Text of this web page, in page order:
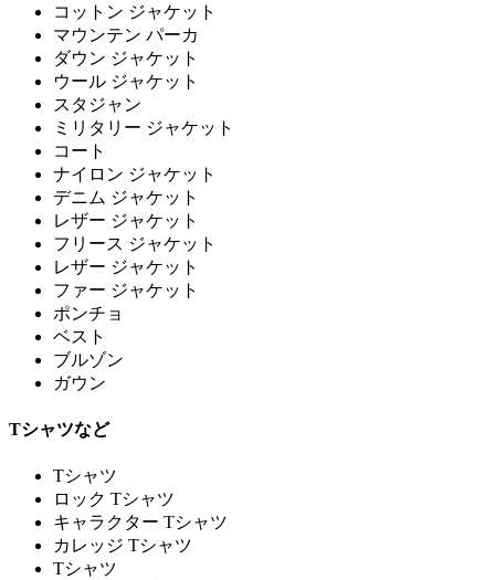
コットン ジャケット
マウンテン パーカ
ダウン ジャケット
ウール ジャケット
スタジャン
ミリタリー ジャケット
コート
ナイロン ジャケット
デニム ジャケット
レザー ジャケット
フリース ジャケット
レザー ジャケット
ファー ジャケット
ポンチョ
ベスト
ブルゾン
ガウン
Tシャツなど
Tシャツ
ロック Tシャツ
キャラクター Tシャツ
カレッジ Tシャツ
Tシャツ